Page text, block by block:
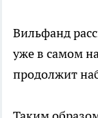
Вильфанд
уже в самом
продолжит